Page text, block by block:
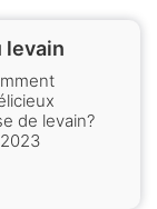
levain
de levain?